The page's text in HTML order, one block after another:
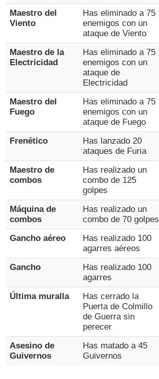
Maestro del
Viento
Has eliminado a 75
enemigos con un
ataque de Viento
Maestro de la
Electricidad
Has eliminado a 75
enemigos con un
ataque de
Electricidad
Maestro del
Fuego
Has eliminado a 75
enemigos con un
ataque de Fuego
Frenético
Has lanzado 20
ataques de Furia
Maestro de
combos
Has realizado un
combo de 125
golpes
Máquina de
combos
Has realizado un
combo de 70 golpes
Gancho aéreo
Has realizado 100
agarres aéreos
Gancho
Has realizado 100
agarres
Última muralla
Has cerrado la
Puerta de Colmillo
de Guerra sin
perecer
Asesino de
Guivernos
Has matado a 45
Guivernos